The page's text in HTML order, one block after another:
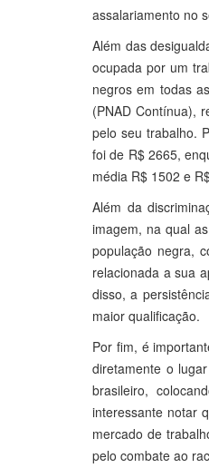
assalariamento no
Além das
ocupada por um
negros em todas
(PNAD Contínua),
pelo seu trabalho.
foi de R$ 2665,
média R$ 1502 e
Além da
imagem, na qual
população negra,
relacionada a sua
disso, a
maior qualificação.
Por fim, é
diretamente o
brasileiro,
interessante notar
mercado de
pelo combate ao